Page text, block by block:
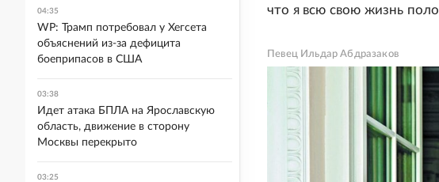
что я всю свою жизнь
Певец Ильдар Абдразаков
04:35
WP: Трамп потребовал у Хегсета
объяснений из-за дефицита
боеприпасов в США
03:38
Идет атака БПЛА на Ярославскую
область, движение в сторону
Москвы перекрыто
03:25